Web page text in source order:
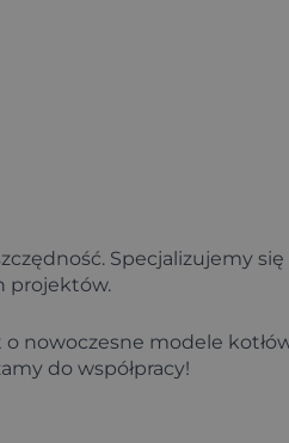
Specjalizujemy się
projektów.
nowoczesne modele
do współpracy!